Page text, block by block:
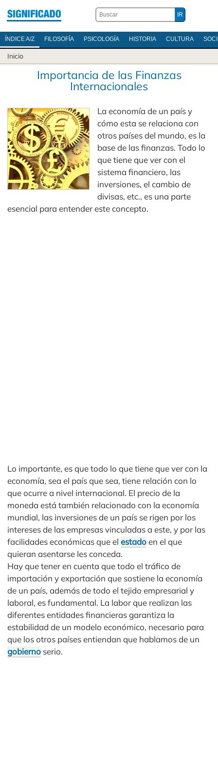
ÍNDICE A/Z FILOSOFÍA PSICOLOGÍA HISTORIA CULTURA
Inicio
Importancia de las Finanzas
Internacionales
La economía de un país y
cómo esta se relaciona con
otros países del mundo, es la
base de las finanzas. Todo lo
que tiene que ver con el
sistema financiero, las
inversiones, el cambio de
divisas, etc., es una parte
esencial para entender este concepto.
Lo importante, es que todo lo que tiene que ver con la
economía, sea el país que sea, tiene relación con lo
que ocurre a nivel internacional. El precio de la
moneda está también relacionado con la economía
mundial, las inversiones de un país se rigen por los
intereses de las empresas vinculadas a este, y por las
facilidades económicas que el estadoen el que
quieran asentarse les conceda.
Hay que tener en cuenta que todo el tráfico de
importación y exportación que sostiene la economía
de un país, además de todo el tejido empresarial y
laboral, es fundamental. La labor que realizan las
diferentes entidades financieras garantiza la
estabilidad de un modelo económico, necesario para
que los otros países entiendan que hablamos de un
gobierno serio.